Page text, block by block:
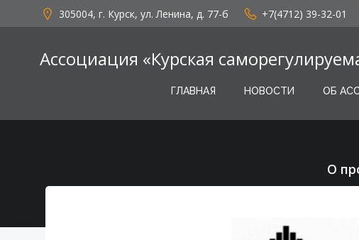
Перейти
к
305004, г. Курск, ул. Ленина, д. 77-б +7(4712) 39-32-01
Ассоциация «Курская
ГЛАВНАЯ НОВОСТИ ОБ
О